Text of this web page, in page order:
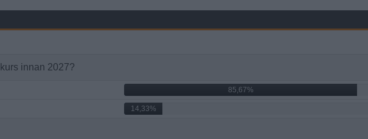
innan 2027?
85,67%
14,33%